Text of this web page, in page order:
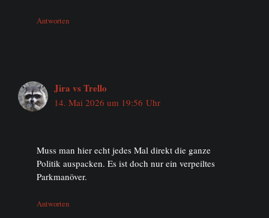
Antworten
Jira vs Trello
14. Mai 2026 um 19:56 Uhr
Muss man hier echt jedes Mal direkt die ganze
Politik auspacken. Es ist doch nur ein verpeiltes
Parkmanöver.
Antworten